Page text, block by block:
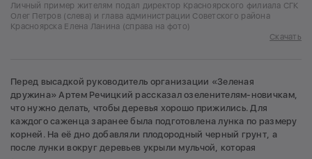
Личный пример жителям подал директор Красноярского филиала СГК
Олег Петров (слева) и глава администрации Советского района
Красноярска Елена Ланина (справа на фото)
Скачать
Перед высадкой руководитель организации «Зеленая
дружина» Артем Речицкий рассказал озеленителям-новичкам,
что нужно делать, чтобы деревья хорошо прижились. Для
каждого саженца заранее была подготовлена лунка по размеру
корней. На её дно добавляли плодородный черный грунт, а
после лунки вокруг деревьев укрыли мульчой, которая